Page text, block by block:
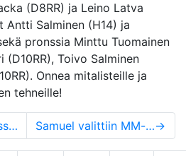
(D8RR) ja Leino Latva
Antti Salminen (H14) ja
pronssia Minttu Tuomainen
(D10RR), Toivo Salminen
Onnea mitalisteille ja
tehneille!
Samuel valittiin MM-joukkueeseen→